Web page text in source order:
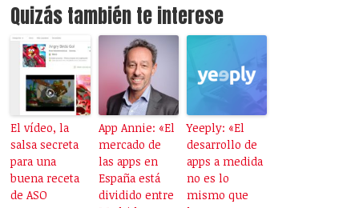
Quizás también te interese
El vídeo, la
salsa secreta
para una
buena receta
de ASO
App Annie: «El
mercado de
las apps en
España está
dividido entre
Yeeply: «El
desarrollo de
apps a medida
no es lo
mismo que